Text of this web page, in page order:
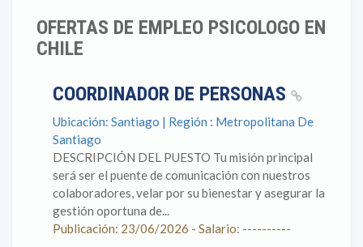
OFERTAS DE EMPLEO PSICOLOGO EN
CHILE
COORDINADOR DE PERSONAS
Ubicación: Santiago | Región : Metropolitana De
Santiago
DESCRIPCIÓN DEL PUESTO Tu misión principal
será ser el puente de comunicación con nuestros
colaboradores, velar por su bienestar y asegurar la
gestión oportuna de...
Publicación: 23/06/2026 - Salario: ----------